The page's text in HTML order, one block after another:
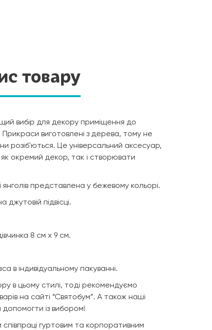
товару
вибір для декору приміщення до
Прикраси виготовлені з дерева, тому не
розіб'ються. Це універсальний аксесуар,
окремий декор, так і створювати
янголів представлена у бежевому кольорі.
джутовій підвісці.
8 см х 9 см.
в індивідуальному пакуванні.
в цьому стилі, тоді рекомендуємо
на сайті “Святобум”. А також наші
із вибором!
гуртовим та корпоративним